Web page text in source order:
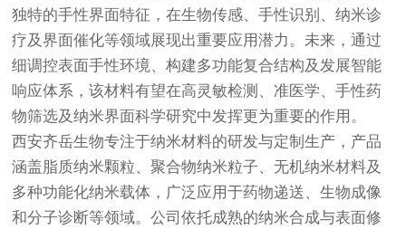
独特的手性界面特征，在生物传感、手性识别、纳米诊
疗及界面催化等领域展现出重要应用潜力。未来，通过
细调控表面手性环境、构建多功能复合结构及发展智能
响应体系，该材料有望在高灵敏检测、准医学、手性药
物筛选及纳米界面科学研究中发挥更为重要的作用。
西安齐岳生物专注于纳米材料的研发与定制生产，产品
涵盖脂质纳米颗粒、聚合物纳米粒子、无机纳米材料及
多种功能化纳米载体，广泛应用于药物递送、生物成像
和分子诊断等领域。公司依托成熟的纳米合成与表面修